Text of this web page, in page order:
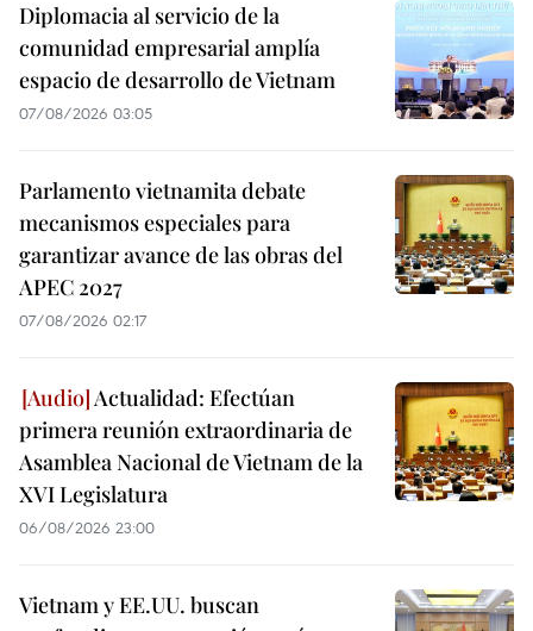
Diplomacia al servicio de la
comunidad empresarial amplía
espacio de desarrollo de Vietnam
07/08/2026 03:05
Parlamento vietnamita debate
mecanismos especiales para
garantizar avance de las obras del
APEC 2027
07/08/2026 02:17
Actualidad: Efectúan
primera reunión extraordinaria de
Asamblea Nacional de Vietnam de la
XVI Legislatura
06/08/2026 23:00
Vietnam y EE.UU. buscan